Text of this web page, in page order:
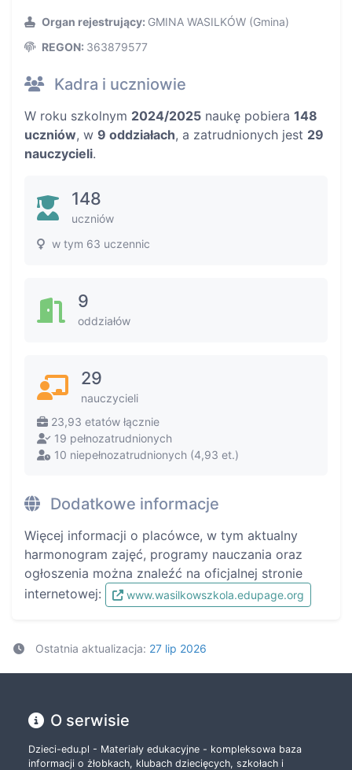
Organ rejestrujący: GMINA WASILKÓW (Gmina)
REGON: 363879577
Kadra i uczniowie
W roku szkolnym 2024/2025 naukę pobiera 148
uczniów, w 9 oddziałach, a zatrudnionych jest 29
nauczycieli.
148
uczniów
w tym 63 uczennic
9
oddziałów
29
nauczycieli
23,93 etatów łącznie
19 pełnozatrudnionych
10 niepełnozatrudnionych (4,93 et.)
Dodatkowe informacje
Więcej informacji o placówce, w tym aktualny
harmonogram zajęć, programy nauczania oraz
ogłoszenia można znaleźć na oficjalnej stronie
internetowej:
www.wasilkowszkola.edupage.org
Ostatnia aktualizacja: 27 lip 2026
O serwisie
Dzieci-edu.pl - Materiały edukacyjne - kompleksowa baza
informacji o żłobkach, klubach dziecięcych, szkołach i